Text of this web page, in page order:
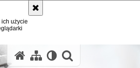
użycie